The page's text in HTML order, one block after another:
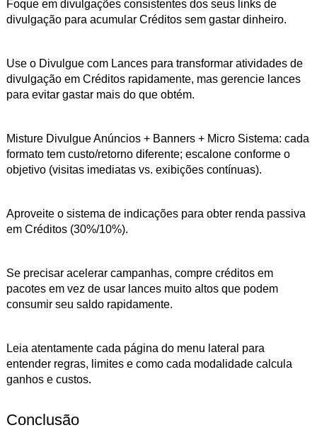
Foque em divulgações consistentes dos seus links de
divulgação para acumular Créditos sem gastar dinheiro.
Use o Divulgue com Lances para transformar atividades de
divulgação em Créditos rapidamente, mas gerencie lances
para evitar gastar mais do que obtém.
Misture Divulgue Anúncios + Banners + Micro Sistema: cada
formato tem custo/retorno diferente; escalone conforme o
objetivo (visitas imediatas vs. exibições contínuas).
Aproveite o sistema de indicações para obter renda passiva
em Créditos (30%/10%).
Se precisar acelerar campanhas, compre créditos em
pacotes em vez de usar lances muito altos que podem
consumir seu saldo rapidamente.
Leia atentamente cada página do menu lateral para
entender regras, limites e como cada modalidade calcula
ganhos e custos.
Conclusão